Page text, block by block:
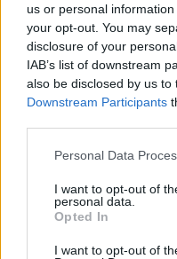
us or personal
your opt-out. You may
disclosure of your
IAB’s list of downstream
also be disclosed by us to
Downstream Participants
Please note that this
not limited to your visit or
grant or deny consent to
use your data for below
consent section.
Personal Data
I want to opt-out of
personal data.
Opted In
I want to opt-out of
Visszatérve a W196-
szép modell és
méretarányú,
amelyek inkább a 3
közelebb vannak az
a Norev ebben elég
látszik, de ez
van így. Az alváza
lehet róni neki forma
magasabban ül a
bele kellene lógniuk a